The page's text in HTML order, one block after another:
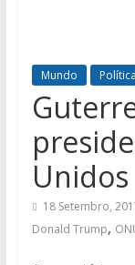
Mundo Política
Unidos
18 Setembro,
Donald Trump,